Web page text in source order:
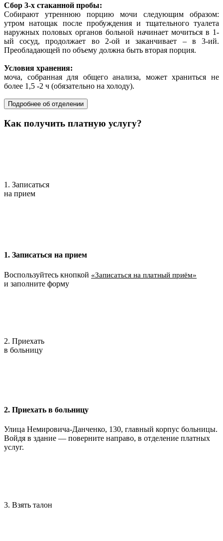
Сбор 3-х стаканной пробы:
Собирают утреннюю порцию мочи следующим образом:
утром натощак после пробуждения и тщательного туалета
наружных половых органов больной начинает мочиться в 1-
ый сосуд, продолжает во 2-ой и заканчивает – в 3-ий.
Преобладающей по объему должна быть вторая порция.
Условия хранения:
моча, собранная для общего анализа, может храниться не
более 1,5 -2 ч (обязательно на холоду).
Подробнее об отделении
Как получить платную услугу?
1. Записаться
на прием
1. Записаться на прием
Воспользуйтесь кнопкой «Записаться на платный приём»
и заполните форму
2. Приехать
в больницу
2. Приехать в больницу
Улица Немировича-Данченко, 130, главный корпус больницы.
Войдя в здание — поверните направо, в отделение платных
услуг.
3. Взять талон